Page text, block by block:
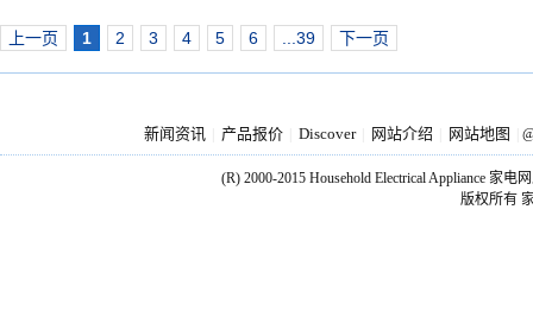
上一页 1 2 3 4 5 6 ...39 下一页
新闻资讯 产品报价 Discover 网站介绍 网站地图
(R) 2000-2015 Household Electrical Appliance 家电
版权所有